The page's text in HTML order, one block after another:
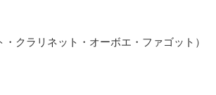
クラリネット・オーボエ・ファゴット）